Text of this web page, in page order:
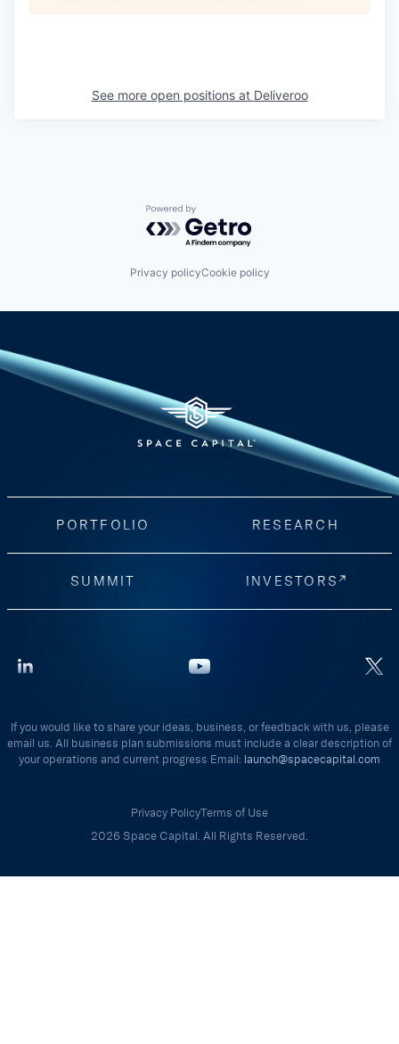
See more open positions at Deliveroo
Powered by Getro.com
Privacy policyCookie policy
PORTFOLIO RESEARCH
SUMMIT INVESTORS
If you would like to share your ideas, business, or feedback with us, please
email us. All business plan submissions must include a clear description of
your operations and current progress Email: launch@spacecapital.com
Privacy PolicyTerms of Use
2026 Space Capital. All Rights Reserved.